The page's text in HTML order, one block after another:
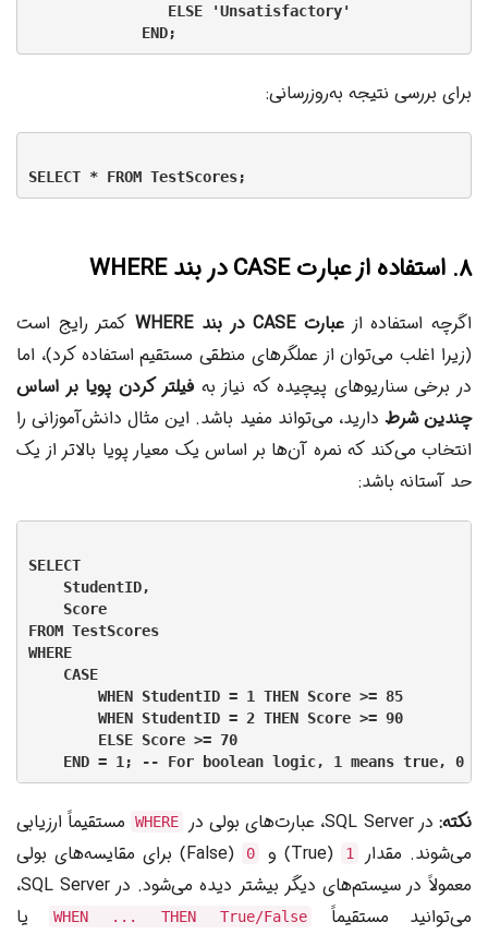
                ELSE 'Unsatisfactory'
برای بررسی نتیجه به‌روزرسانی:
۸. استفاده از عبارت CASE در بند WHERE
اگرچه استفاده ازعبارت CASE در بند WHERE
کمتر رایج است
(زیرا اغلب می‌توان از عملگرهای منطقی مستقیم استفاده کرد)، اما
در برخی سناریوهای پیچیده که نیاز بهفیلتر کردن پویا بر اساس
چندین شرط دارید، می‌تواند مفید باشد. این مثال دانش‌آموزانی را
انتخاب می‌کند که نمره آن‌ها بر اساس یک معیار پویا بالاتر از یک
حد آستانه باشد:
SELECT
    StudentID,
    Score
FROM TestScores
WHERE
    CASE
        WHEN StudentID = 1 THEN Score >= 85
        WHEN StudentID = 2 THEN Score >= 90
        ELSE Score >= 70
نکته:در SQL Server، عبارت‌های بولی در WHERE
مستقیماً ارزیابی
می‌شوند. مقدار
1 (True) و 0
(False) برای مقایسه‌های بولی
معمولاً در سیستم‌های دیگر بیشتر دیده می‌شود. در SQL Server،
می‌توانید مستقیماً
WHEN ... THEN True/False یا